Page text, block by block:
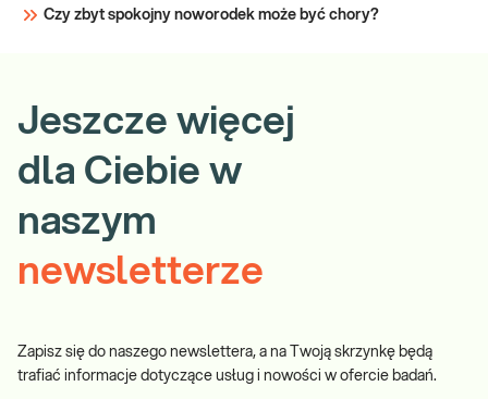
Czy zbyt spokojny noworodek może być chory?
Jeszcze więcej
dla Ciebie w
naszym
newsletterze
Zapisz się do naszego newslettera, a na Twoją skrzynkę będą
trafiać informacje dotyczące usług i nowości w ofercie badań.